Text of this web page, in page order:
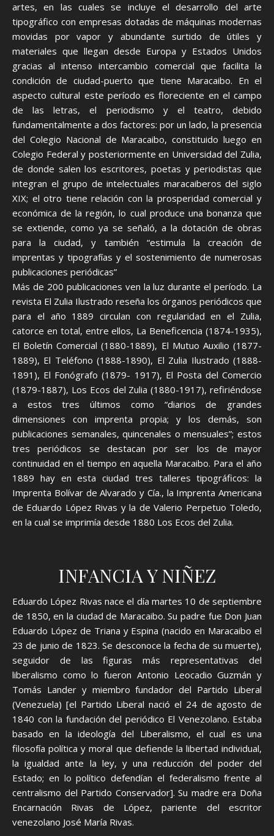
artes, en las cuales se incluye el desarrollo del arte
tipográfico con empresas dotadas de máquinas modernas
movidas por vapor y abundante surtido de útiles y
materiales que llegan desde Europa y Estados Unidos
gracias al intenso intercambio comercial que facilita la
condición de ciudad-puerto que tiene Maracaibo. En el
aspecto cultural este período es floreciente en el campo
de las letras, el periodismo y el teatro, debido
fundamentalmente a dos factores: por un lado, la presencia
del Colegio Nacional de Maracaibo, constituido luego en
Colegio Federal y posteriormente en Universidad del Zulia,
de donde salen los escritores, poetas y periodistas que
integran el grupo de intelectuales maracaiberos del siglo
XIX; el otro tiene relación con la prosperidad comercial y
económica de la región, lo cual produce una bonanza que
se extiende, como ya se señaló, a la dotación de obras
para la ciudad, y también “estimula la creación de
imprentas y tipografías y el sostenimiento de numerosas
publicaciones periódicas”
Más de 200 publicaciones ven la luz durante el período. La
revista El Zulia Ilustrado reseña los órganos periódicos que
para el año 1889 circulan con regularidad en el Zulia,
catorce en total, entre ellos, La Beneficencia (1874-1935),
El Boletín Comercial (1880-1889), El Mutuo Auxilio (1877-
1889), El Teléfono (1888-1890), El Zulia Ilustrado (1888-
1891), El Fonógrafo (1879- 1917), El Posta del Comercio
(1879-1887), Los Ecos del Zulia (1880-1917), refiriéndose
a estos tres últimos como “diarios de grandes
dimensiones con imprenta propia; y los demás, son
publicaciones semanales, quincenales o mensuales”; estos
tres periódicos se destacan por ser los de mayor
continuidad en el tiempo en aquella Maracaibo. Para el año
1889 hay en esta ciudad tres talleres tipográficos: la
Imprenta Bolívar de Alvarado y Cía., la Imprenta Americana
de Eduardo López Rivas y la de Valerio Perpetuo Toledo,
en la cual se imprimía desde 1880 Los Ecos del Zulia.
INFANCIA Y NIÑEZ
Eduardo López Rivas nace el día martes 10 de septiembre
de 1850, en la ciudad de Maracaibo. Su padre fue Don Juan
Eduardo López de Triana y Espina (nacido en Maracaibo el
23 de junio de 1823. Se desconoce la fecha de su muerte),
seguidor de las figuras más representativas del
liberalismo como lo fueron Antonio Leocadio Guzmán y
Tomás Lander y miembro fundador del Partido Liberal
(Venezuela) [el Partido Liberal nació el 24 de agosto de
1840 con la fundación del periódico El Venezolano. Estaba
basado en la ideología del Liberalismo, el cual es una
filosofía política y moral que defiende la libertad individual,
la igualdad ante la ley, y una reducción del poder del
Estado; en lo político defendían el federalismo frente al
centralismo del Partido Conservador]. Su madre era Doña
Encarnación Rivas de López, pariente del escritor
venezolano José María Rivas.